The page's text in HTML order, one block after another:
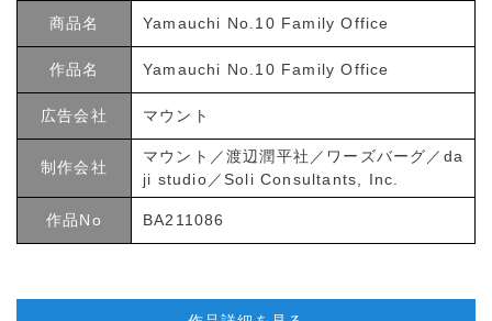
商品名 Yamauchi No.10 Family Office
作品名 Yamauchi No.10 Family Office
広告会社 マウント
制作会社
マウント／渡辺潤平社／ワーズバーグ／da
ji studio／Soli Consultants, Inc.
作品No BA211086